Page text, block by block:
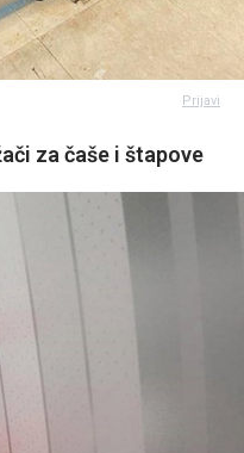
Prijavi
za čaše i štapove